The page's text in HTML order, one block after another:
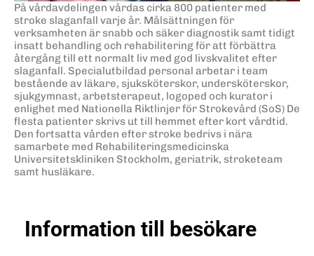
På vårdavdelingen vårdas cirka 800 patienter med
stroke slaganfall varje år. Målsättningen för
verksamheten är snabb och säker diagnostik samt tidigt
insatt behandling och rehabilitering för att förbättra
återgång till ett normalt liv med god livskvalitet efter
slaganfall. Specialutbildad personal arbetar i team
bestående av läkare, sjuksköterskor, undersköterskor,
sjukgymnast, arbetsterapeut, logoped och kurator i
enlighet med Nationella Riktlinjer för Strokevård (SoS) De
flesta patienter skrivs ut till hemmet efter kort vårdtid.
Den fortsatta vården efter stroke bedrivs i nära
samarbete med Rehabiliteringsmedicinska
Universitetskliniken Stockholm, geriatrik, stroketeam
samt husläkare.
Information till besökare